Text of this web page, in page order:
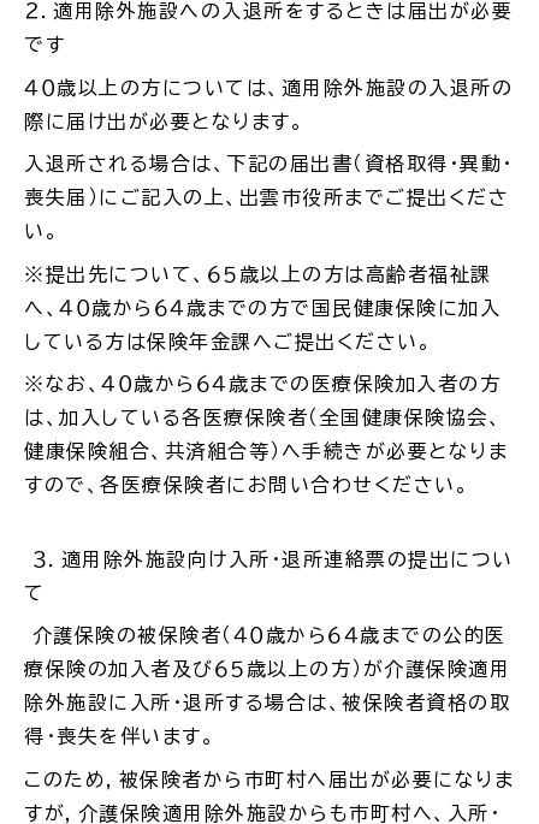
引っ越し 就職・転職・退職
高齢者・介護 病気・ケガ
おくやみ
２．適用除外施設への入退所をするときは届出が必要
です
４０歳以上の方については、適用除外施設の入退所の
際に届け出が必要となります。
入退所される場合は、下記の届出書（資格取得・異動・
喪失届）にご記入の上、出雲市役所までご提出くださ
い。
※提出先について、６５歳以上の方は高齢者福祉課
へ、４０歳から６４歳までの方で国民健康保険に加入
している方は保険年金課へご提出ください。
※なお、４０歳から６４歳までの医療保険加入者の方
は、加入している各医療保険者（全国健康保険協会、
健康保険組合、共済組合等）へ手続きが必要となりま
すので、各医療保険者にお問い合わせください。
３．適用除外施設向け入所・退所連絡票の提出につい
て
介護保険の被保険者（４０歳から６４歳までの公的医
療保険の加入者及び６５歳以上の方）が介護保険適用
除外施設に入所・退所する場合は、被保険者資格の取
得・喪失を伴います。
このため，被保険者から市町村へ届出が必要になりま
すが，介護保険適用除外施設からも市町村へ、入所・